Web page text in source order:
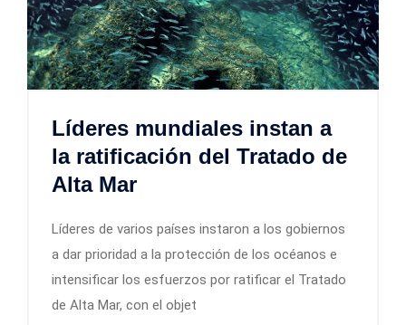
Líderes mundiales instan a
la ratificación del Tratado de
Alta Mar
Líderes de varios países instaron a los gobiernos
a dar prioridad a la protección de los océanos e
intensificar los esfuerzos por ratificar el Tratado
de Alta Mar, con el objet